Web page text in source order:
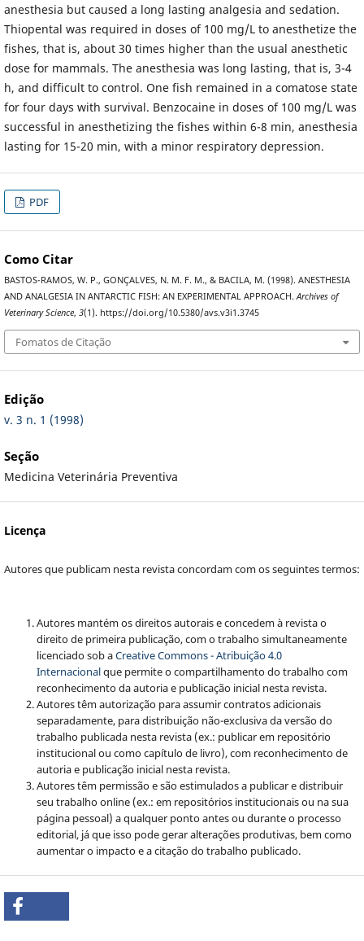
anesthesia but caused a long lasting analgesia and sedation.
Thiopental was required in doses of 100 mg/L to anesthetize the
fishes, that is, about 30 times higher than the usual anesthetic
dose for mammals. The anesthesia was long lasting, that is, 3-4
h, and difficult to control. One fish remained in a comatose state
for four days with survival. Benzocaine in doses of 100 mg/L was
successful in anesthetizing the fishes within 6-8 min, anesthesia
lasting for 15-20 min, with a minor respiratory depression.
PDF
Como Citar
BASTOS-RAMOS, W. P., GONÇALVES, N. M. F. M., & BACILA, M. (1998). ANESTHESIA
AND ANALGESIA IN ANTARCTIC FISH: AN EXPERIMENTAL APPROACH.Archives of
Veterinary Science, 3(1). https://doi.org/10.5380/avs.v3i1.3745
Fomatos de Citação
Edição
v. 3 n. 1 (1998)
Seção
Medicina Veterinária Preventiva
Licença
Autores que publicam nesta revista concordam com os seguintes termos:
Autores mantém os direitos autorais e concedem à revista o
direito de primeira publicação, com o trabalho simultaneamente
licenciado sob aCreative Commons - Atribuição 4.0
Internacionalque permite o compartilhamento do trabalho com
reconhecimento da autoria e publicação inicial nesta revista.
Autores têm autorização para assumir contratos adicionais
separadamente, para distribuição não-exclusiva da versão do
trabalho publicada nesta revista (ex.: publicar em repositório
institucional ou como capítulo de livro), com reconhecimento de
autoria e publicação inicial nesta revista.
Autores têm permissão e são estimulados a publicar e distribuir
seu trabalho online (ex.: em repositórios institucionais ou na sua
página pessoal) a qualquer ponto antes ou durante o processo
editorial, já que isso pode gerar alterações produtivas, bem como
aumentar o impacto e a citação do trabalho publicado.